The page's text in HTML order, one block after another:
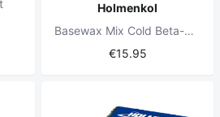
Holmenkol
Basewax Mix Cold Beta-Ultra 2x35g
€15.95